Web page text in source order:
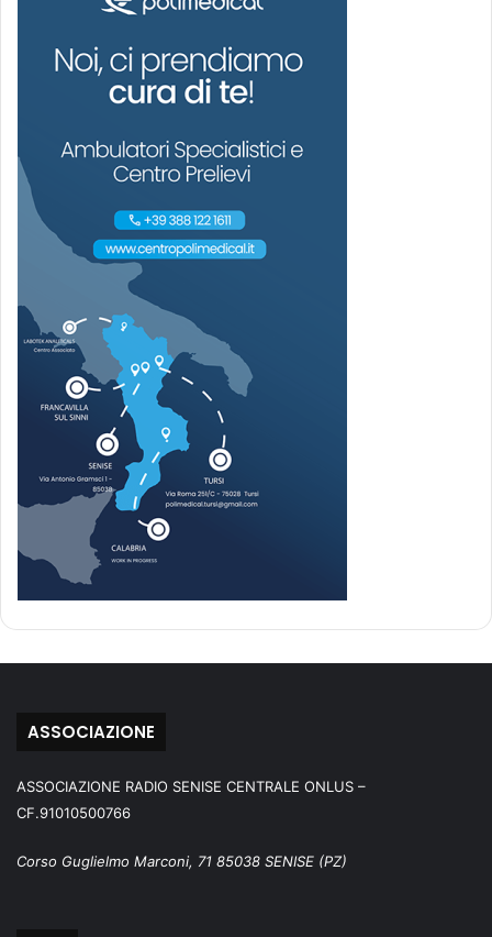
ASSOCIAZIONE
ASSOCIAZIONE RADIO SENISE CENTRALE ONLUS –
CF.91010500766
Corso Guglielmo Marconi, 71 85038 SENISE (PZ)